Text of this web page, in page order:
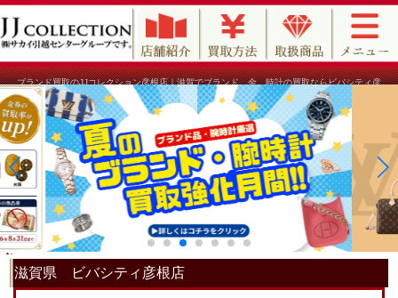
ブランド買取のJJコレクション彦根店｜滋賀でブランド、金、時計の買取ならビバシティ彦
根1F！
滋賀県 ビバシティ彦根店